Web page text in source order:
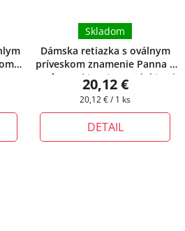
Dámska retiazka s oválnym
príveskom znamenie Panna z
ocele
+ pri tomto produkte si
môžete zvoliť dĺžku retiazky
Skladom
20,12 €
Jednotková
cena:
20,12 € / 1 ks
DETAIL